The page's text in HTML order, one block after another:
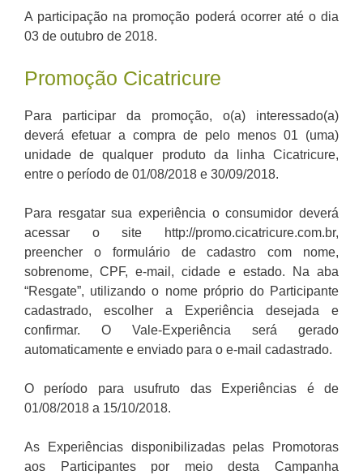
A participação na promoção poderá ocorrer até o dia
03 de outubro de 2018.
Promoção Cicatricure
Para participar da promoção, o(a) interessado(a)
deverá efetuar a compra de pelo menos 01 (uma)
unidade de qualquer produto da linha Cicatricure,
entre o período de 01/08/2018 e 30/09/2018.
Para resgatar sua experiência o consumidor deverá
acessar o site http://promo.cicatricure.com.br,
preencher o formulário de cadastro com nome,
sobrenome, CPF, e-mail, cidade e estado. Na aba
“Resgate”, utilizando o nome próprio do Participante
cadastrado, escolher a Experiência desejada e
confirmar. O Vale-Experiência será gerado
automaticamente e enviado para o e-mail cadastrado.
O período para usufruto das Experiências é de
01/08/2018 a 15/10/2018.
As Experiências disponibilizadas pelas Promotoras
aos Participantes por meio desta Campanha